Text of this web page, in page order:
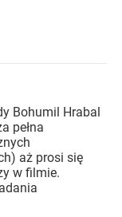
Bohumil Hrabal
pełna
aż prosi się
w filmie.